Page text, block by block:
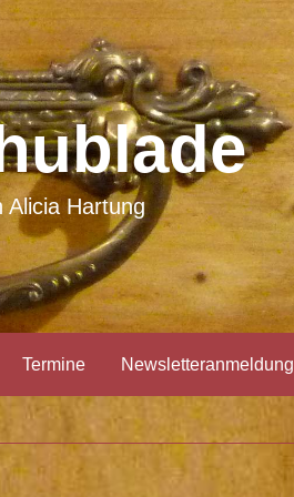
Alicia Hartung
Termine Newsletteranmeldung